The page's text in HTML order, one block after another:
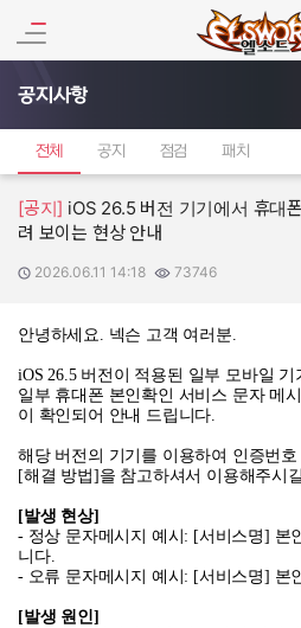
공지사항
전체 공지 점검 패치
[공지] iOS 26.5 버전 기기에서 휴대
려 보이는 현상 안내
작성일:
2026.06.11 14:18
조회수: 73746
안녕하세요. 넥슨 고객 여러분.
iOS 26.5 버전이 적용된 일부 모바일 기
일부 휴대폰 본인확인 서비스 문자 메시
이 확인되어 안내 드립니다.
해당 버전의 기기를 이용하여 인증번
[해결 방법] 을 참고하셔서 이용해주시
[발생 현상]
- 정상 문자메시지 예시 : [서비스명] 본
니다.
- 오류 문자메시지 예시 : [서비스명] 본
[발생 원인]